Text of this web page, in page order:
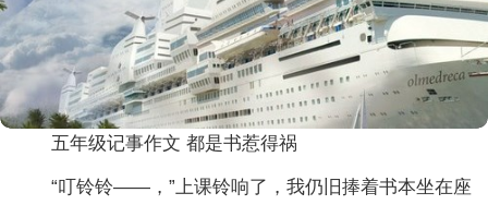
五年级记事作文 都是书惹得祸
“叮铃铃——，”上课铃响了，我仍旧捧着书本坐在座